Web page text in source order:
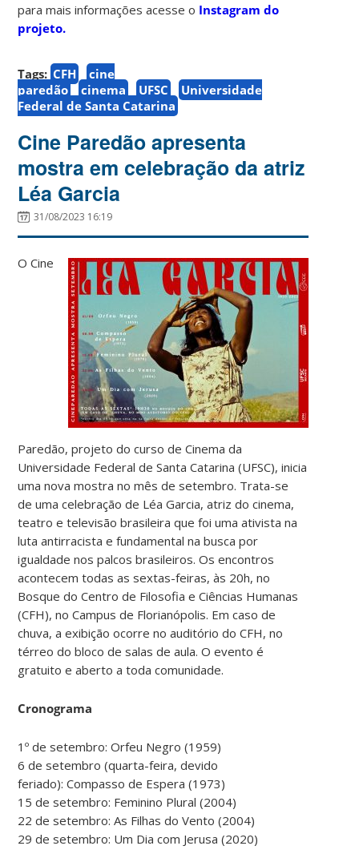
para mais informações acesse o Instagram do
projeto.
Tags: CFH
cine
paredão
cinema UFSC
Universidade
Federal de Santa Catarina
Cine Paredão apresenta
mostra em celebração da atriz
Léa Garcia
31/08/2023 16:19
O Cine
Paredão, projeto do curso de Cinema da
Universidade Federal de Santa Catarina (UFSC), inicia
uma nova mostra no mês de setembro. Trata-se
de uma celebração de Léa Garcia, atriz do cinema,
teatro e televisão brasileira que foi uma ativista na
luta antirracista e fundamental na busca por
igualdade nos palcos brasileiros. Os encontros
acontecem todas as sextas-feiras, às 20h, no
Bosque do Centro de Filosofia e Ciências Humanas
(CFH), no Campus de Florianópolis. Em caso de
chuva, a exibição ocorre no auditório do CFH, no
térreo do bloco de salas de aula. O evento é
gratuito e aberto a toda comunidade.
Cronograma
1º de setembro: Orfeu Negro (1959)
6 de setembro (quarta-feira, devido
feriado): Compasso de Espera (1973)
15 de setembro: Feminino Plural (2004)
22 de setembro: As Filhas do Vento (2004)
29 de setembro: Um Dia com Jerusa (2020)